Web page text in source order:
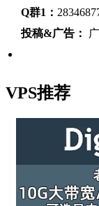
Q群1：
投稿&广告：
VPS推荐